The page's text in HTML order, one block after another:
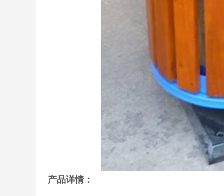
产品详情：